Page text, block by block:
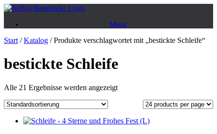
Zum
springen
Menü
Start /Katalog / Produkte verschlagwortet mit „bestickte Schleife“
bestickte Schleife
Alle 21 Ergebnisse werden angezeigt